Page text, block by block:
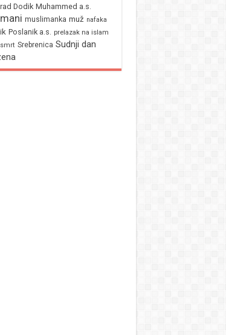
Dodik Muhammed a.s.
muslimanka muž nafaka
Poslanik a.s. prelazak na islam
smrt Srebrenica Sudnji dan